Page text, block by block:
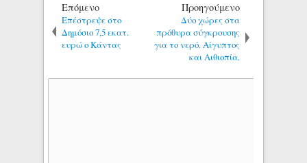
Επόμενο
Επέστρεψε στο
Δημόσιο 7,5 εκατ.
ευρώ ο Κάντας
Προηγούμενο
Δύο χώρες στα
πρόθυρα σύγκρουσης
για το νερό. Αίγυπτος
και Αιθιοπία.